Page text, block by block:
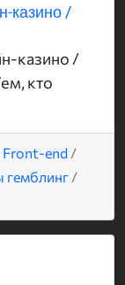
казино /
казино /
кто
Front-end /
гемблинг /